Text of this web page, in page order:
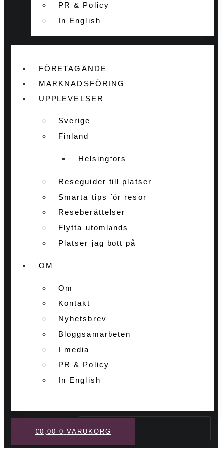
PR & Policy
In English
FÖRETAGANDE
MARKNADSFÖRING
UPPLEVELSER
Sverige
Finland
Helsingfors
Reseguider till platser
Smarta tips för resor
Reseberättelser
Flytta utomlands
Platser jag bott på
OM
Om
Kontakt
Nyhetsbrev
Bloggsamarbeten
I media
PR & Policy
In English
Sök
€0,00 0 VARUKORG